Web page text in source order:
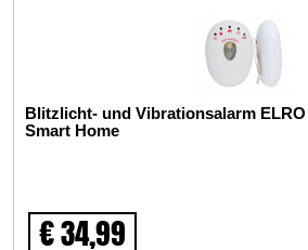
Blitzlicht- und Vibrationsalarm ELRO
Smart Home
€ 34,99